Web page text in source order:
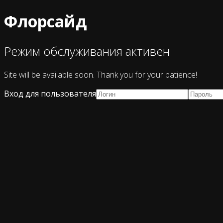
Флорсайд
Режим обслуживания активен
Site will be available soon. Thank you for your patience!
Вход для пользователя